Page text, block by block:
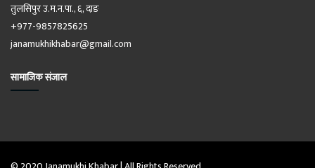
तुलसिपुर उ.म.न.पा., ६, दाङ
+977-9857825625
janamukhikhabar@gmail.com
सामाजिक संजाल